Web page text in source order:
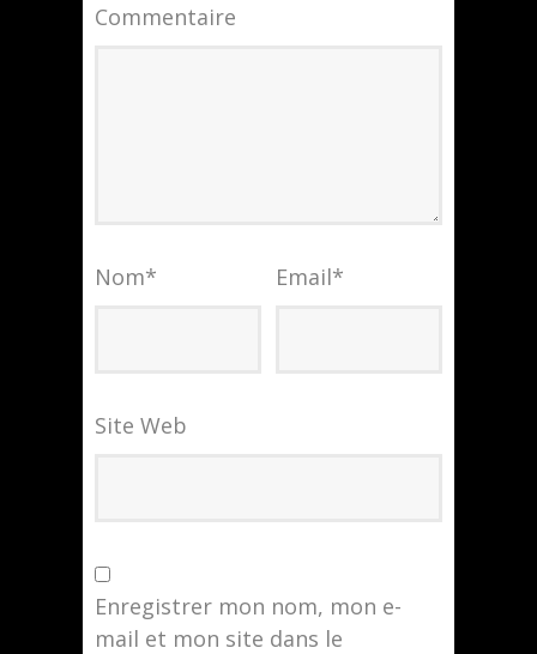
Commentaire
Nom* Email*
Site Web
Enregistrer mon nom, mon e-
mail et mon site dans le